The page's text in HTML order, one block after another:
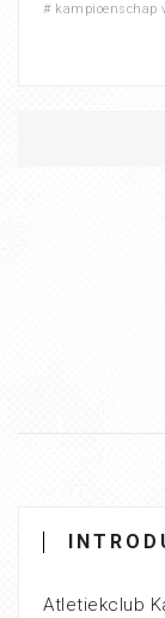
# kampioenschap
Atletiekclub